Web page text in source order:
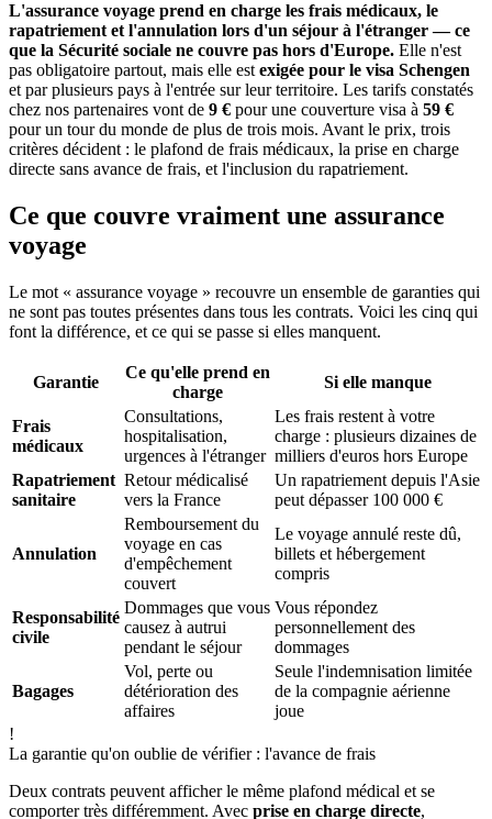
L'assurance voyage prend en charge les frais médicaux, le
rapatriement et l'annulation lors d'un séjour à l'étranger — ce
que la Sécurité sociale ne couvre pas hors d'Europe. Elle n'est
pas obligatoire partout, mais elle est exigée pour le visa Schengen
et par plusieurs pays à l'entrée sur leur territoire. Les tarifs constatés
chez nos partenaires vont de 9 € pour une couverture visa à 59 €
pour un tour du monde de plus de trois mois. Avant le prix, trois
critères décident : le plafond de frais médicaux, la prise en charge
directe sans avance de frais, et l'inclusion du rapatriement.
Ce que couvre vraiment une assurance
voyage
Le mot « assurance voyage » recouvre un ensemble de garanties qui
ne sont pas toutes présentes dans tous les contrats. Voici les cinq qui
font la différence, et ce qui se passe si elles manquent.
Garantie
Ce qu'elle prend en
charge
Si elle manque
Frais
médicaux
Consultations,
hospitalisation,
urgences à l'étranger
Les frais restent à votre
charge : plusieurs dizaines de
milliers d'euros hors Europe
Rapatriement
sanitaire
Retour médicalisé
vers la France
Un rapatriement depuis l'Asie
peut dépasser 100 000 €
Annulation
Remboursement du
voyage en cas
d'empêchement
couvert
Le voyage annulé reste dû,
billets et hébergement
compris
Responsabilité
civile
Dommages que vous
causez à autrui
pendant le séjour
Vous répondez
personnellement des
dommages
Bagages
Vol, perte ou
détérioration des
affaires
Seule l'indemnisation limitée
de la compagnie aérienne
joue
!
La garantie qu'on oublie de vérifier : l'avance de frais
Deux contrats peuvent afficher le même plafond médical et se
comporter très différemment. Avec prise en charge directe,